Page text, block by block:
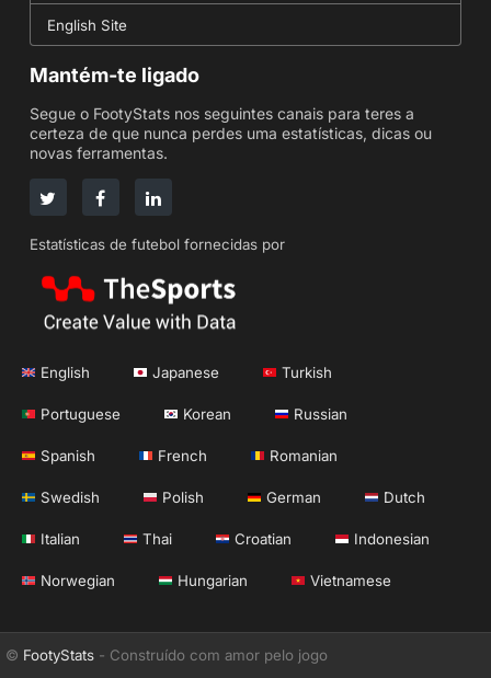
English Site
Mantém-te ligado
Segue o FootyStats nos seguintes canais para teres a
certeza de que nunca perdes uma estatísticas, dicas ou
novas ferramentas.
Estatísticas de futebol fornecidas por
English Japanese Turkish
Portuguese Korean Russian
Spanish French Romanian
Swedish Polish German Dutch
Italian Thai Croatian Indonesian
Norwegian Hungarian Vietnamese
© FootyStats - Construído com amor pelo jogo